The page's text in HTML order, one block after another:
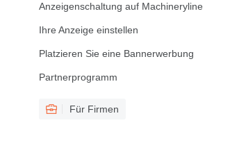
Anzeigenschaltung auf Machineryline
Ihre Anzeige einstellen
Platzieren Sie eine Bannerwerbung
Partnerprogramm
Für Firmen